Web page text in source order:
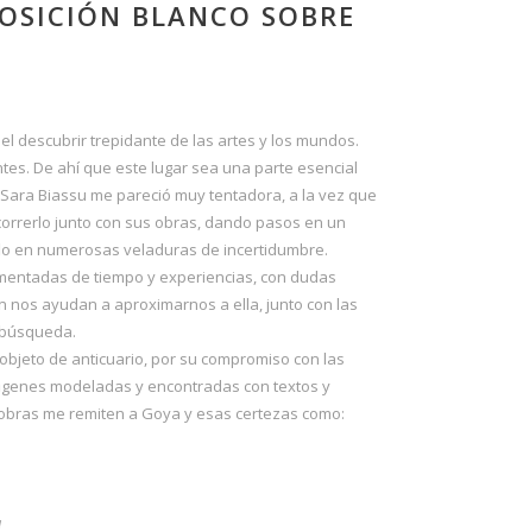
BLANCO SOBRE
descubrir trepidante de las artes y los mundos.
De ahí que este lugar sea una parte esencial
Biassu me pareció muy tentadora, a la vez que
junto con sus obras, dando pasos en un
en numerosas veladuras de incertidumbre.
de tiempo y experiencias, con dudas
ayudan a aproximarnos a ella, junto con las
de anticuario, por su compromiso con las
modeladas y encontradas con textos y
me remiten a Goya y esas certezas como: